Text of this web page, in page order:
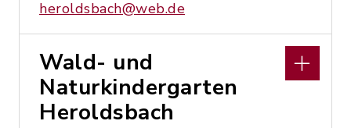
heroldsbach@web.de
Wald- und
Naturkindergarten
Heroldsbach